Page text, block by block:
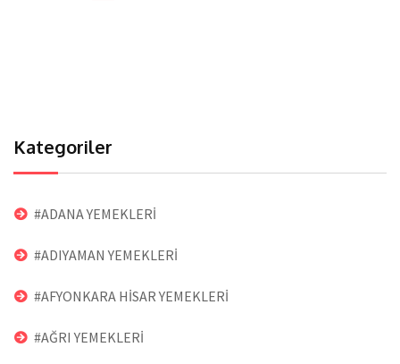
Kategoriler
#ADANA YEMEKLERİ
#ADIYAMAN YEMEKLERİ
#AFYONKARA HİSAR YEMEKLERİ
#AĞRI YEMEKLERİ